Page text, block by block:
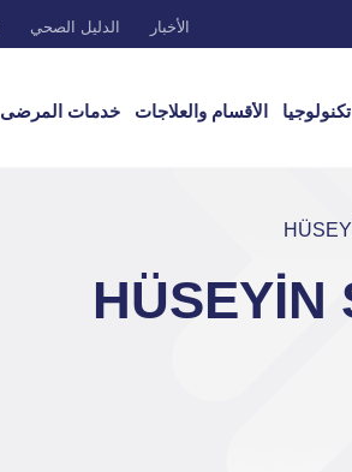
الأخبار الدليل الصحي
تكنولوجيا الأقسام والعلاجات خدمات المرضى